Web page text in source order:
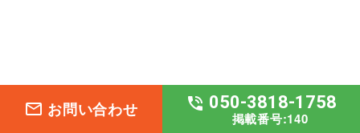
mail_outline お問い合わせ phone_in_talk 050-3818-1758
掲載番号:140